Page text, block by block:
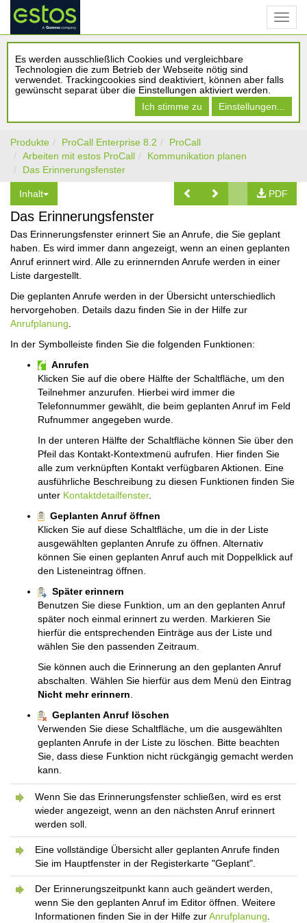
Es werden ausschließlich Cookies und vergleichbare
Technologien die zum Betrieb der Webseite nötig sind
verwendet. Trackingcookies sind deaktiviert, können aber falls
gewünscht separat über die Einstellungen aktiviert werden.
Ich stimme zu
Einstellungen...
Produkte ProCall Enterprise 8.2
ProCall
Arbeiten mit estos ProCall
Kommunikation planen
Das Erinnerungsfenster
Inhalt PDF
Das Erinnerungsfenster
Das Erinnerungsfenster erinnert Sie an Anrufe, die Sie geplant
haben. Es wird immer dann angezeigt, wenn an einen geplanten
Anruf erinnert wird. Alle zu erinnernden Anrufe werden in einer
Liste dargestellt.
Die geplanten Anrufe werden in der Übersicht unterschiedlich
hervorgehoben. Details dazu finden Sie in der Hilfe zur
Anrufplanung
In der Symbolleiste finden Sie die folgenden Funktionen:
Anrufen
Klicken Sie auf die obere Hälfte der Schaltfläche, um den
Teilnehmer anzurufen. Hierbei wird immer die
Telefonnummer gewählt, die beim geplanten Anruf im Feld
Rufnummer angegeben wurde.
In der unteren Hälfte der Schaltfläche können Sie über den
Pfeil das Kontakt-Kontextmenü aufrufen. Hier finden Sie
alle zum verknüpften Kontakt verfügbaren Aktionen. Eine
ausführliche Beschreibung zu diesen Funktionen finden Sie
unter Kontaktdetailfenster.
Geplanten Anruf öffnen
Klicken Sie auf diese Schaltfläche, um die in der Liste
ausgewählten geplanten Anrufe zu öffnen. Alternativ
können Sie einen geplanten Anruf auch mit Doppelklick auf
den Listeneintrag öffnen.
Später erinnern
Benutzen Sie diese Funktion, um an den geplanten Anruf
später noch einmal erinnert zu werden. Markieren Sie
hierfür die entsprechenden Einträge aus der Liste und
wählen Sie den passenden Zeitraum.
Sie können auch die Erinnerung an den geplanten Anruf
abschalten. Wählen Sie hierfür aus dem Menü den Eintrag
Nicht mehr erinnern
Geplanten Anruf löschen
Verwenden Sie diese Schaltfläche, um die ausgewählten
geplanten Anrufe in der Liste zu löschen. Bitte beachten
Sie, dass diese Funktion nicht rückgängig gemacht werden
kann.
Wenn Sie das Erinnerungsfenster schließen, wird es erst
wieder angezeigt, wenn an den nächsten Anruf erinnert
werden soll.
Eine vollständige Übersicht aller geplanten Anrufe finden
Sie im Hauptfenster in der Registerkarte "Geplant".
Der Erinnerungszeitpunkt kann auch geändert werden,
wenn Sie den geplanten Anruf im Editor öffnen. Weitere
Informationen finden Sie in der Hilfe zurAnrufplanung